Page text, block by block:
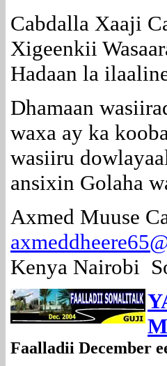
Cabdalla Xaaji
Xigeenkii
Hadaan la
Dhamaan
waxa ay ka
wasiiru
ansixin Golaha
Axmed Muuse
Kenya Nairobi
Faalladii December